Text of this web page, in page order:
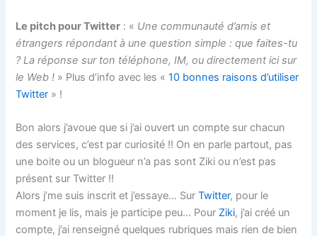
Le pitch pour Twitter : « Une communauté d’amis et
étrangers répondant à une question simple : que faites-tu
? La réponse sur ton téléphone, IM, ou directement ici sur
le Web ! » Plus d’info avec les «10 bonnes raisons d’utiliser
Twitter » !
Bon alors j’avoue que si j’ai ouvert un compte sur chacun
des services, c’est par curiosité !! On en parle partout, pas
une boite ou un blogueur n’a pas sont Ziki ou n’est pas
présent sur Twitter !!
Alors j’me suis inscrit et j’essaye… SurTwitter, pour le
moment je lis, mais je participe peu… Pour Ziki, j’ai créé un
compte, j’ai renseigné quelques rubriques mais rien de bien